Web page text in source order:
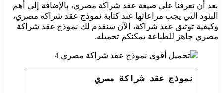
بعد أن تعرفنا على صيغة عقد شراكة مصري، بالإضافة إلى أهم
البنود التي يجب مراعاتها عند كتابة نموذج عقد شراكة مصري،
وكيفية توثيق عقد شراكة، الآن سنقدم لك نموذج عقد شراكة
مصري جاهز للطباعة يمكنكم تحميله.
نموذج عقد شراكة مصري